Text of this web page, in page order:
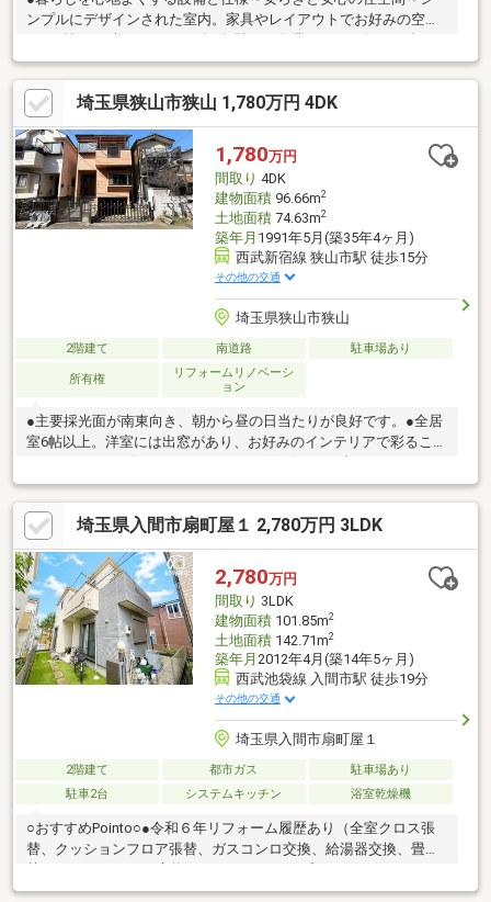
ンプルにデザインされた室内。家具やレイアウトでお好みの空間
くするキッチンスペース～毎日使うキッチンだからこそ、食事の
準備を楽しい時間に。●窓からは明るい陽射しが差し込み、ゆっ
たりとくつろげるリビング●使いやすいタイプの洗面化粧台のあ
るランドリースペース ●一日の疲れをすっきりと洗い流すバスル
ーム～きっとあなたのバスタイムも、単なる習慣から特別な時間
に変わるはず。●収納豊富な居室～洋服以外にも、普段使わない
ストック品など、いろいろ片付く嬉しい空間です。
埼玉県狭山市狭山 1,780万円 4DK
1,780万円
間取り 4DK
建物面積96.66m2
土地面積74.63m2
築年月 1991年5月(築35年4ヶ月)
西武新宿線 狭山市駅 徒歩15分
その他の交通
埼玉県狭山市狭山
2階建て 南道路 駐車場あり
所有権
リフォームリノベーシ
ョン
●主要採光面が南東向き、朝から昼の日当たりが良好です。●全居
室6帖以上。洋室には出窓があり、お好みのインテリアで彩ること
ができます。●ビルトインガレージは雨を気にせず、アウトドア
用品やスペアタイヤなどを置けるので大変便利です。●閑静な住
宅地、 小学校や保育園まで徒歩約10分圏内●周辺にはスーパー，
ドラッグストアー，コンビニ，病院等あり生活の利便性が良好で
す！
埼玉県入間市扇町屋１ 2,780万円 3LDK
2,780万円
間取り 3LDK
建物面積101.85m2
土地面積142.71m2
築年月 2012年4月(築14年5ヶ月)
西武池袋線 入間市駅 徒歩19分
その他の交通
埼玉県入間市扇町屋１
2階建て 都市ガス
駐車場あり
駐車2台
システムキッチン 浴室乾燥機
○おすすめPointo○●令和６年リフォーム履歴あり（全室クロス張
替、クッションフロア張替、ガスコンロ交換、給湯器交換、畳表
ーニングなど）●ウォークインクローゼット付き●ペアガラス●カ